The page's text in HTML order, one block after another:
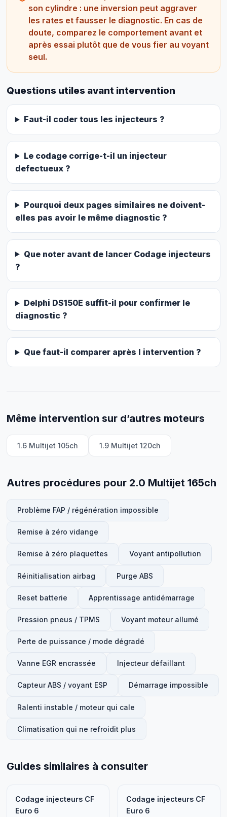
son cylindre : une inversion peut aggraver
les rates et fausser le diagnostic. En cas de
doute, comparez le comportement avant et
après essai plutôt que de vous fier au voyant
seul.
Questions utiles avant intervention
Faut-il coder tous les injecteurs ?
Le codage corrige-t-il un injecteur
defectueux ?
Pourquoi deux pages similaires ne doivent-
elles pas avoir le même diagnostic ?
Que noter avant de lancer Codage injecteurs
?
Delphi DS150E suffit-il pour confirmer le
diagnostic ?
Que faut-il comparer après l intervention ?
Même intervention sur d’autres moteurs
1.6 Multijet 105ch 1.9 Multijet 120ch
Autres procédures pour 2.0 Multijet 165ch
Problème FAP / régénération impossible
Remise à zéro vidange
Remise à zéro plaquettes Voyant antipollution
Réinitialisation airbag Purge ABS
Reset batterie Apprentissage antidémarrage
Pression pneus / TPMS Voyant moteur allumé
Perte de puissance / mode dégradé
Vanne EGR encrassée Injecteur défaillant
Capteur ABS / voyant ESP Démarrage impossible
Ralenti instable / moteur qui cale
Climatisation qui ne refroidit plus
Guides similaires à consulter
Codage injecteurs CF
Euro 6
Codage injecteurs CF
Euro 6